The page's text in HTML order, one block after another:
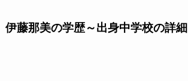
伊藤那美の学歴～出身中学校の詳細